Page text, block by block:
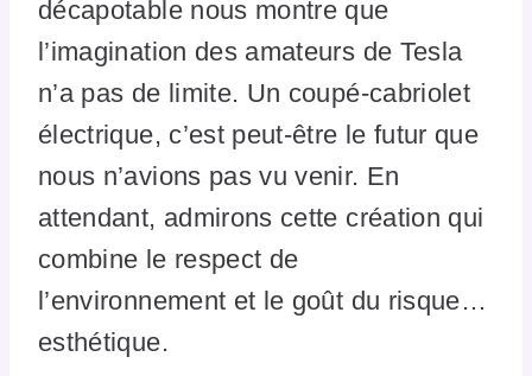
décapotable nous montre que
l’imagination des amateurs de Tesla
n’a pas de limite. Un coupé-cabriolet
électrique, c’est peut-être le futur que
nous n’avions pas vu venir. En
attendant, admirons cette création qui
combine le respect de
l’environnement et le goût du risque…
esthétique.